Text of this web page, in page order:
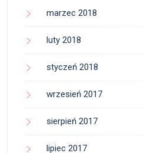
marzec 2018
luty 2018
styczeń 2018
wrzesień 2017
sierpień 2017
lipiec 2017